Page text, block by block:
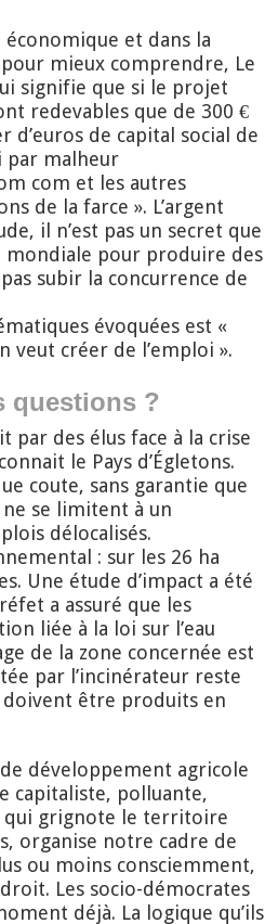
et dans la
mieux comprendre, Le
signifie que si le projet
redevables que de 300 €
de capital social de
par malheur
com et les autres
de la farce ». L’argent
il n’est pas un secret que
mondiale pour produire des
subir la concurrence de
évoquées est «
veut créer de l’emploi ».
questions ?
par des élus face à la crise
le Pays d’Égletons.
coute, sans garantie que
ne se limitent à un
délocalisés.
: sur les 26 ha
Une étude d’impact a été
a assuré que les
liée à la loi sur l’eau
de la zone concernée est
par l’incinérateur reste
doivent être produits en
développement agricole
capitaliste, polluante,
qui grignote le territoire
organise notre cadre de
ou moins consciemment,
Les socio-démocrates
déjà. La logique qu’ils